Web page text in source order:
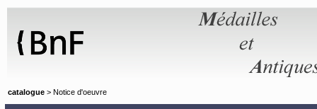
catalogue > Notice d'oeuvre